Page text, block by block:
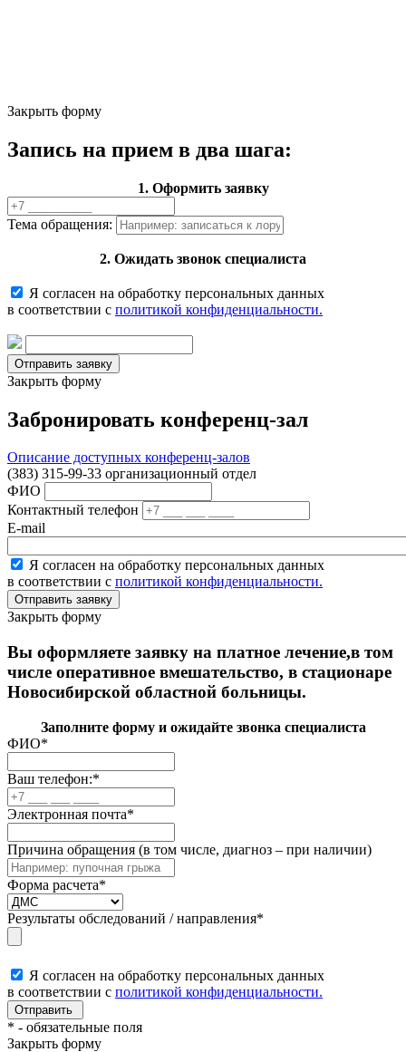
Закрыть форму
Запись на прием в два шага:
1. Оформить заявку
Тема обращения:
2. Ожидать звонок специалиста
Я согласен на обработку персональных данных
в соответствии с политикой конфиденциальности.
Закрыть форму
Забронировать конференц-зал
Описание доступных конференц-залов
(383) 315-99-33 организационный отдел
ФИО
Контактный телефон
E-mail
Я согласен на обработку персональных данных
в соответствии с политикой конфиденциальности.
Закрыть форму
Вы оформляете заявку на платное лечение,в том
числе оперативное вмешательство, в стационаре
Новосибирской областной больницы.
Заполните форму и ожидайте звонка специалиста
ФИО*
Ваш телефон:*
Электронная почта*
Причина обращения (в том числе, диагноз – при наличии)
Форма расчета*
Результаты обследований / направления*
Я согласен на обработку персональных данных
в соответствии с политикой конфиденциальности.
* - обязательные поля
Закрыть форму